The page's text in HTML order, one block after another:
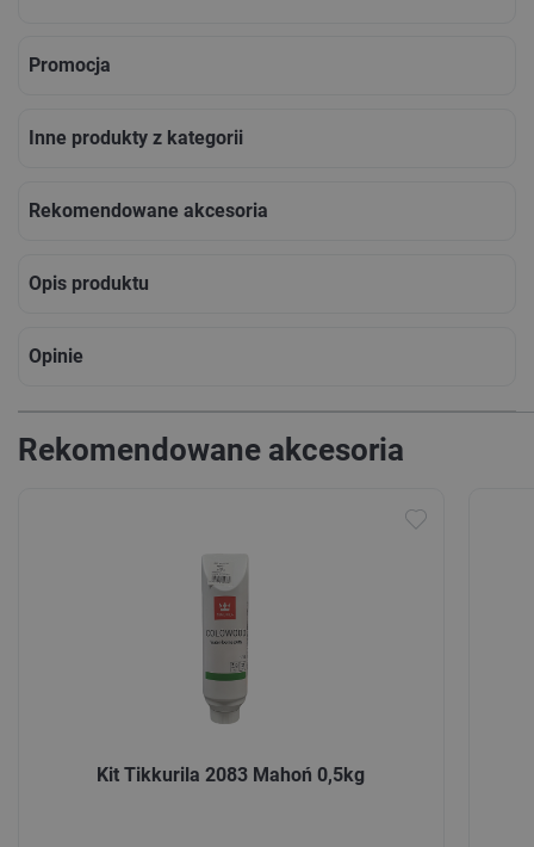
Promocja
Inne produkty z kategorii
Rekomendowane akcesoria
Opis produktu
Opinie
Rekomendowane akcesoria
Kit Tikkurila 2083 Mahoń 0,5kg